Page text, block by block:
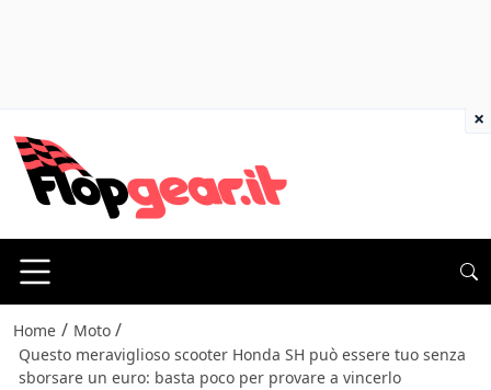
Home / Moto /
Questo meraviglioso scooter Honda SH può essere tuo senza
sborsare un euro: basta poco per provare a vincerlo
×